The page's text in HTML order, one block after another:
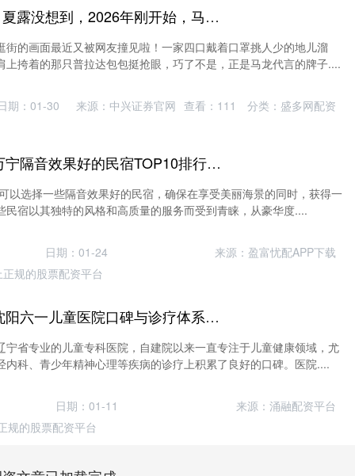
泸深策略APP下载 夏露没想到，2026年刚开始，马龙就以这种方式，再次让人刮目相看
街的画面最近又被网友撞见啦！一家四口戴着口罩挑人少的地儿溜
上挎着的那只普拉达包包挺抢眼，巧了不是，正是马龙代言的牌子....
期：01-30 来源：中兴证券官网 查看： 111 分类： 盛多网配资
恒达策略 2026年万宁隔音效果好的民宿TOP10排行榜，绝对不容错过
以选择一些隔音效果好的民宿，确保在享受美丽海景的同时，获得一
民宿以其独特的风格和高质量的服务而受到青睐，从豪华度....
日期：01-24
来源：盈富忧配APP下载
正规的股票配资平台
方圆配资 2026年沈阳六一儿童医院口碑与诊疗体系推荐指南
宁省专业的儿童专科医院，自建院以来一直专注于儿童健康领域，尤
内科、青少年精神心理等疾病的诊疗上积累了良好的口碑。医院....
日期：01-11
来源：涌融配资平台
规的股票配资平台